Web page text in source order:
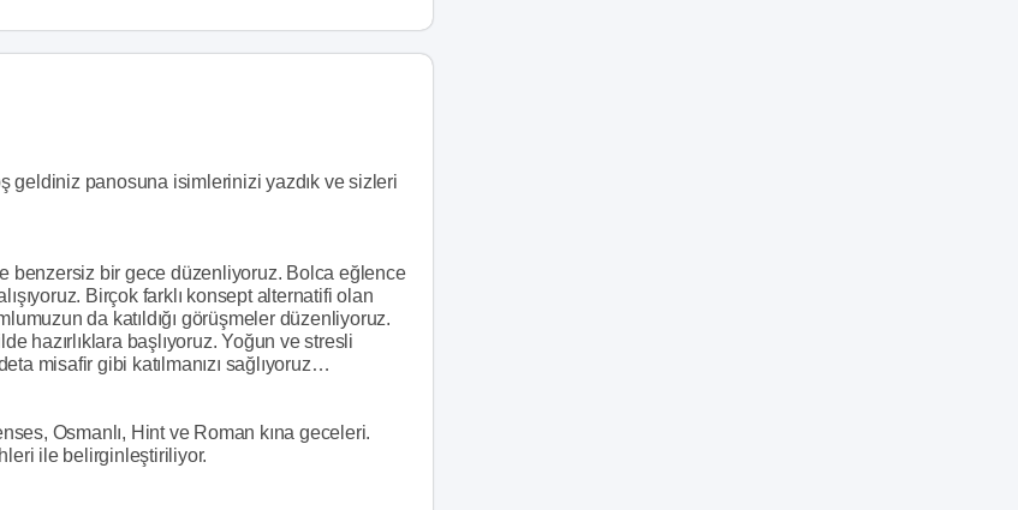
geldiniz panosuna isimlerinizi yazdık ve sizleri
benzersiz bir gece düzenliyoruz. Bolca eğlence
Birçok farklı konsept alternatifi olan
da katıldığı görüşmeler düzenliyoruz.
hazırlıklara başlıyoruz. Yoğun ve stresli
misafir gibi katılmanızı sağlıyoruz…
Osmanlı, Hint ve Roman kına geceleri.
ile belirginleştiriliyor.